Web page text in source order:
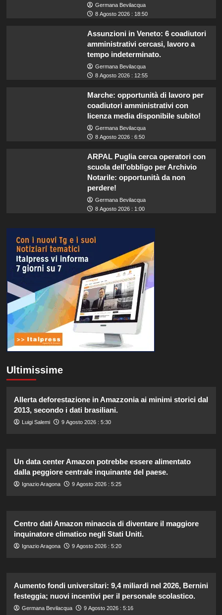
Germana Bevilacqua
8 Agosto 2026 : 18:50
Assunzioni in Veneto: 6 coadiutori
amministrativi cercasi, lavoro a
tempo indeterminato.
Germana Bevilacqua
8 Agosto 2026 : 12:55
Marche: opportunità di lavoro per
coadiutori amministrativi con
licenza media disponibile subito!
Germana Bevilacqua
8 Agosto 2026 : 6:50
ARPAL Puglia cerca operatori con
scuola dell’obbligo per Archivio
Notarile: opportunità da non
perdere!
Germana Bevilacqua
8 Agosto 2026 : 1:00
Ultimissime
Allerta deforestazione in Amazzonia ai minimi storici dal
2013, secondo i dati brasiliani.
Luigi Salemi 9 Agosto 2026 : 5:30
Un data center Amazon potrebbe essere alimentato
dalla peggiore centrale inquinante del paese.
Ignazio Aragona 9 Agosto 2026 : 5:25
Centro dati Amazon minaccia di diventare il maggiore
inquinatore climatico negli Stati Uniti.
Ignazio Aragona 9 Agosto 2026 : 5:20
Aumento fondi universitari: 9,4 miliardi nel 2026, Bernini
festeggia; nuovi incentivi per il personale scolastico.
Germana Bevilacqua 9 Agosto 2026 : 5:16